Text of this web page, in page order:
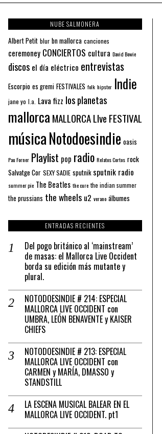
NUBE SALMONERA
Albert Petit blur bn mallorca canciones
ceremoney CONCIERTOS cultura David Bowie
discos el día eléctrico entrevistas
Escorpio es gremi FESTIVALES folk hipster Indie
jane yo l.a. Lava fizz los planetas
mallorca MALLORCA LIve FESTIVAL
músicaNotodoesindie oasis
Pau Forner Playlist pop radio Relatos Cortos rock
Salvatge Cor SEXY SADIE sputnik sputnik radio
summer pie The Beatles the cure the indian summer
the prussians the wheels u2 verano álbumes
ENTRADAS RECIENTES
Del pogo británico al ‘mainstream’
de masas: el Mallorca Live Occident
borda su edición más mutante y
plural.
NOTODOESINDIE # 214: ESPECIAL
MALLORCA LIVE OCCIDENT con
UMBRA, LEÓN BENAVENTE y KAISER
CHIEFS
NOTODOESINDIE # 213: ESPECIAL
MALLORCA LIVE OCCIDENT con
CARMEN y MARÍA, DMASSO y
STANDSTILL
LA ESCENA MUSICAL BALEAR EN EL
MALLORCA LIVE OCCIDENT. pt1